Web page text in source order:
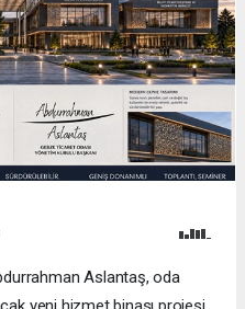
Aslantaş, oda